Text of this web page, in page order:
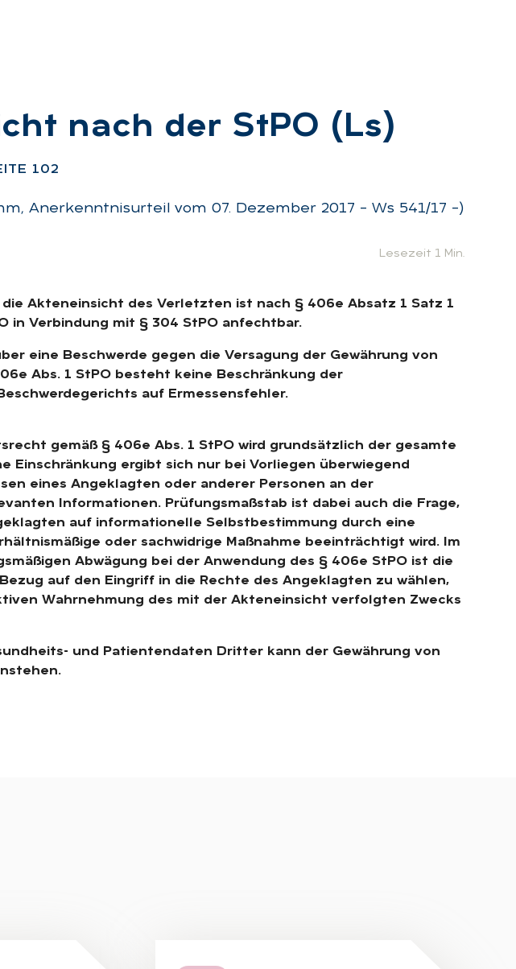
nach der StPO (Ls)
102
Anerkenntnisurteil vom 07. Dezember 2017 – Ws 541/17 –)
Lesezeit 1 Min.
Akteneinsicht des Verletzten ist nach § 406e Absatz 1 Satz 1
in Verbindung mit § 304 StPO anfechtbar.
eine Beschwerde gegen die Versagung der Gewährung von
Abs. 1 StPO besteht keine Beschränkung der
auf Ermessensfehler.
gemäß § 406e Abs. 1 StPO wird grundsätzlich der gesamte
Einschränkung ergibt sich nur bei Vorliegen überwiegend
eines Angeklagten oder anderer Personen an der
Informationen. Prüfungsmaßstab ist dabei auch die Frage,
auf informationelle Selbstbestimmung durch eine
oder sachwidrige Maßnahme beeinträchtigt wird. Im
Abwägung bei der Anwendung des § 406e StPO ist die
auf den Eingriff in die Rechte des Angeklagten zu wählen,
Wahrnehmung des mit der Akteneinsicht verfolgten Zwecks
und Patientendaten Dritter kann der Gewährung von